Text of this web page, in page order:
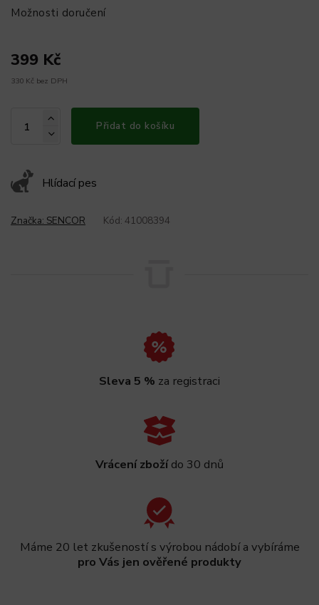
Možnosti doručení
399 Kč
330 Kč bez DPH
Přidat do košíku
Hlídací pes
Značka: SENCOR Kód: 41008394
Sleva 5 % za registraci
Vrácení zbožído 30 dnů
Máme 20 let zkušeností s výrobou nádobí a vybíráme
pro Vás jen ověřené produkty